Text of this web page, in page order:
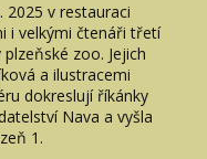
2025 v restauraci
i velkými čtenáři třetí
zoo. Jejich
a ilustracemi
dokreslují říkánky
Nava a vyšla
1.